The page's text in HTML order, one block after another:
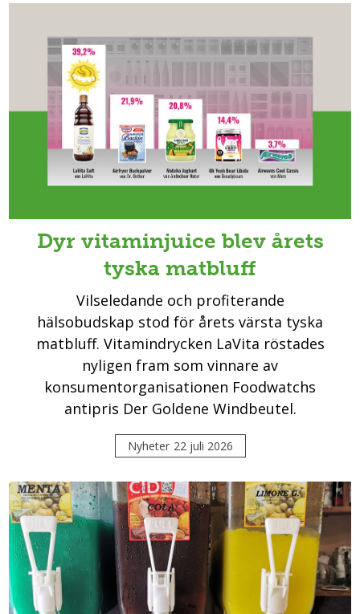
Dyr vitaminjuice blev årets
tyska matbluff
Vilseledande och profiterande
hälsobudskap stod för årets värsta tyska
matbluff. Vitamindrycken LaVita röstades
nyligen fram som vinnare av
konsumentorganisationen Foodwatchs
antipris Der Goldene Windbeutel.
Nyheter 22 juli 2026